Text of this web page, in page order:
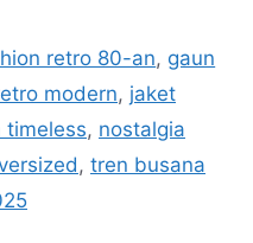
retro 80-an, gaun
modern, jaket
timeless, nostalgia
, tren busana